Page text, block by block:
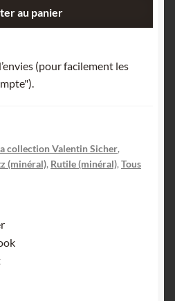
au panier
(pour facilement les
collection Valentin Sicher,
(minéral), Rutile (minéral), Tous